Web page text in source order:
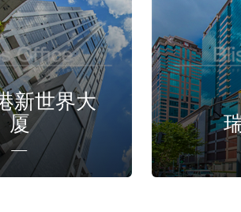
新世界大
厦